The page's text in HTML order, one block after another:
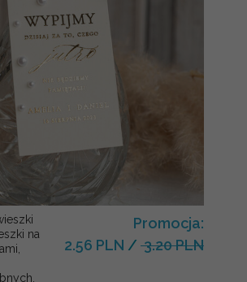
na
Promocja:
2.56 PLN / 3.20 PLN